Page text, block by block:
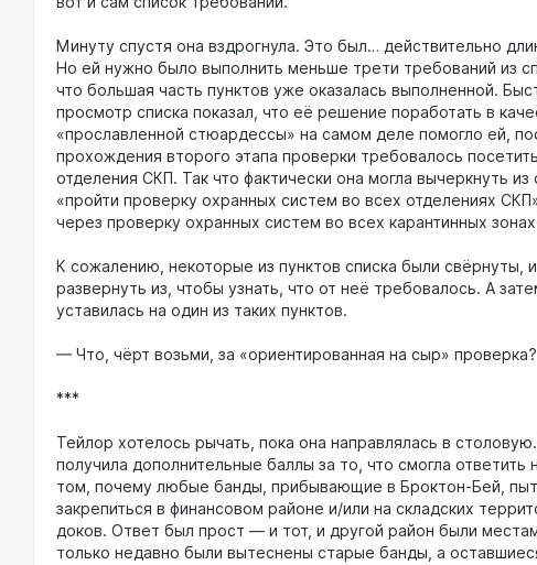
Минуту спустя она вздрогнула. Это был… действительно
Но ей нужно было выполнить меньше трети требований из
что большая часть пунктов уже оказалась выполненной.
просмотр списка показал, что её решение поработать в
«прославленной стюардессы» на самом деле помогло ей,
прохождения второго этапа проверки требовалось
отделения СКП. Так что фактически она могла вычеркнуть из
«пройти проверку охранных систем во всех отделениях
через проверку охранных систем во всех карантинных
К сожалению, некоторые из пунктов списка были свёрнуты,
развернуть из, чтобы узнать, что от неё требовалось. А
уставилась на один из таких пунктов.
— Что, чёрт возьми, за «ориентированная на сыр» проверка?
***
Тейлор хотелось рычать, пока она направлялась в
получила дополнительные баллы за то, что смогла ответить
том, почему любые банды, прибывающие в Броктон-Бей,
закрепиться в финансовом районе и/или на складских
доков. Ответ был прост — и тот, и другой район были
только недавно были вытеснены старые банды, а